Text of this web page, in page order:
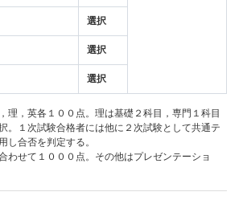
選択
選択
選択
理，英各１００点。理は基礎２科目，専門１科目
。１次試験合格者には他に２次試験として共通テ
し合否を判定する。
わせて１０００点。その他はプレゼンテーショ